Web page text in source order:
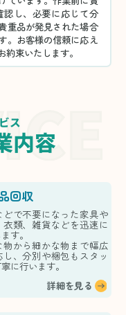
し、必要に応じて分
重品が発見された場合
。お客様の信頼に応え
束いたします。
ス
内容
回収
どで不要になった家具や
衣類、雑貨などを迅速に
す。
物から細かな物まで幅広
し、分別や梱包もスタッ
に行います。
詳細を見る